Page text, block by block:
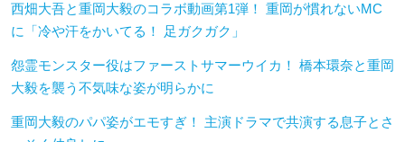
西畑大吾と重岡大毅のコラボ動画第1弾！ 重岡が慣れないMC
に「冷や汗をかいてる！ 足ガクガク」
怨霊モンスター役はファーストサマーウイカ！ 橋本環奈と重岡
大毅を襲う不気味な姿が明らかに
重岡大毅のパパ姿がエモすぎ！ 主演ドラマで共演する息子とさ